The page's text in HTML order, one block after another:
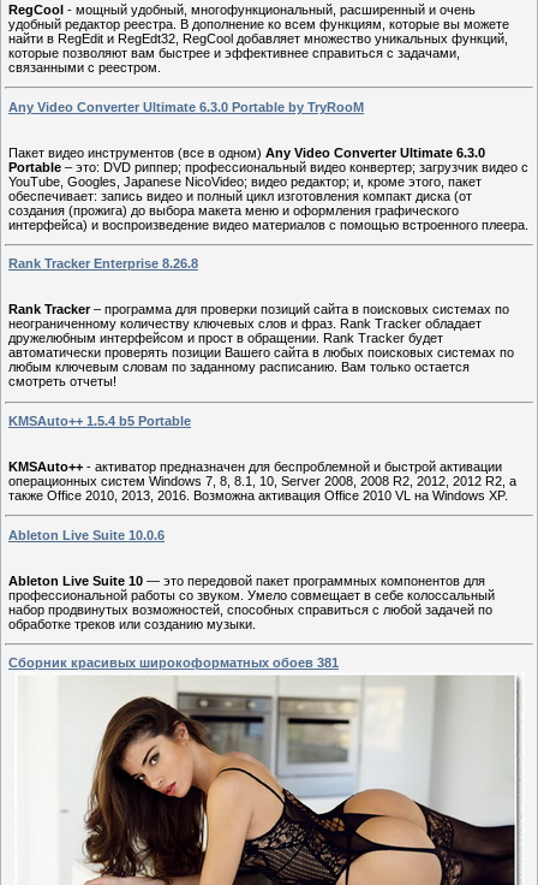
RegCool - мощный удобный, многофункциональный, расширенный и очень
удобный редактор реестра. В дополнение ко всем функциям, которые вы можете
найти в RegEdit и RegEdt32, RegCool добавляет множество уникальных функций,
которые позволяют вам быстрее и эффективнее справиться с задачами,
связанными с реестром.
Any Video Converter Ultimate 6.3.0 Portable by TryRooM
Пакет видео инструментов (все в одном) Any Video Converter Ultimate 6.3.0
Portable – это: DVD риппер; профессиональный видео конвертер; загрузчик видео с
YouTube, Googles, Japanese NicoVideo; видео редактор; и, кроме этого, пакет
обеспечивает: запись видео и полный цикл изготовления компакт диска (от
создания (прожига) до выбора макета меню и оформления графического
интерфейса) и воспроизведение видео материалов с помощью встроенного плеера.
Rank Tracker Enterprise 8.26.8
Rank Tracker– программа для проверки позиций сайта в поисковых системах по
неограниченному количеству ключевых слов и фраз. Rank Tracker обладает
дружелюбным интерфейсом и прост в обращении. Rank Tracker будет
автоматически проверять позиции Вашего сайта в любых поисковых системах по
любым ключевым словам по заданному расписанию. Вам только остается
смотреть отчеты!
KMSAuto++ 1.5.4 b5 Portable
KMSAuto++ - активатор предназначен для беспроблемной и быстрой активации
операционных систем Windows 7, 8, 8.1, 10, Server 2008, 2008 R2, 2012, 2012 R2, а
также Office 2010, 2013, 2016. Возможна активация Office 2010 VL на Windows XP.
Ableton Live Suite 10.0.6
Ableton Live Suite 10 — это передовой пакет программных компонентов для
профессиональной работы со звуком. Умело совмещает в себе колоссальный
набор продвинутых возможностей, способных справиться с любой задачей по
обработке треков или созданию музыки.
Сборник красивых широкоформатных обоев 381